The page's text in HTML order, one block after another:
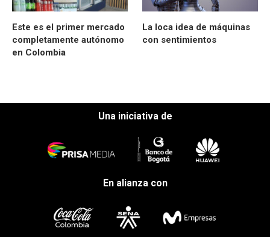
Este es el primer mercado
completamente autónomo
en Colombia
La loca idea de máquinas
con sentimientos
Una iniciativa de
En alianza con